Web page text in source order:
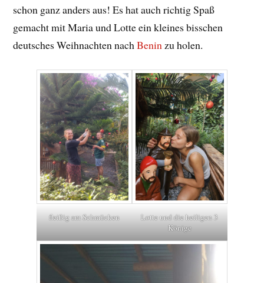
schon ganz anders aus! Es hat auch richtig Spaß
gemacht mit Maria und Lotte ein kleines bisschen
deutsches Weihnachten nachBeninzu holen.
fleißig am Schmücken
Lotte und die heiligen 3
Könige